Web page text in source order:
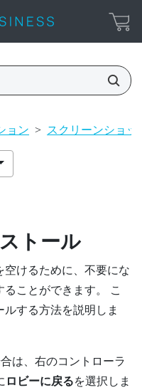
ョン > スクリーンショ
トール
けるために、不要にな
ことができます。 こ
する方法を説明しま
は、右のコントローラ
ロビーに戻るを選択しま